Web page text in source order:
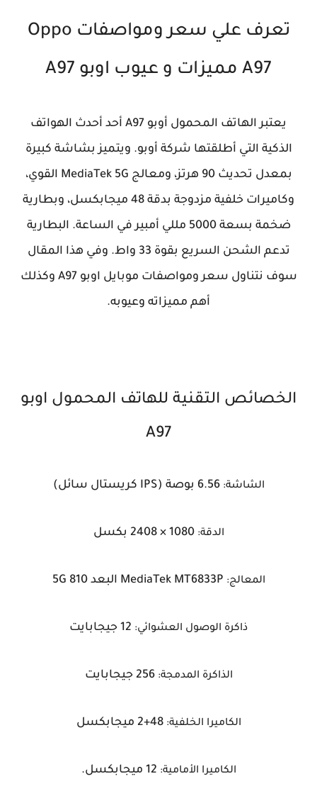
تعرف علي سعر ومواصفات Oppo
A97 مميزات و عيوب اوبو A97
يعتبر الهاتف المحمول أوبو A97 أحد أحدث الهواتف
الذكية التي أطلقتها شركة أوبو. ويتميز بشاشة كبيرة
بمعدل تحديث 90 هرتز، ومعالج MediaTek 5G القوي،
وكاميرات خلفية مزدوجة بدقة 48 ميجابكسل، وبطارية
ضخمة بسعة 5000 مللي أمبير في الساعة. البطارية
تدعم الشحن السريع بقوة 33 واط. وفي هذا المقال
سوف نتناول سعر ومواصفات موبايل اوبو A97 وكذلك
أهم مميزاته وعيوبه.
الخصائص التقنية للهاتف المحمول اوبو
A97
الشاشة:6.56 بوصة (IPS كريستال سائل)
الدقة:1080 × 2408 بكسل
المعالج:
ذاكرة الوصول العشوائي: 12 جيجابايت
الذاكرة المدمجة: 256 جيجابايت
الكاميرا الخلفية:48+2 ميجابكسل
الكاميرا الأمامية: